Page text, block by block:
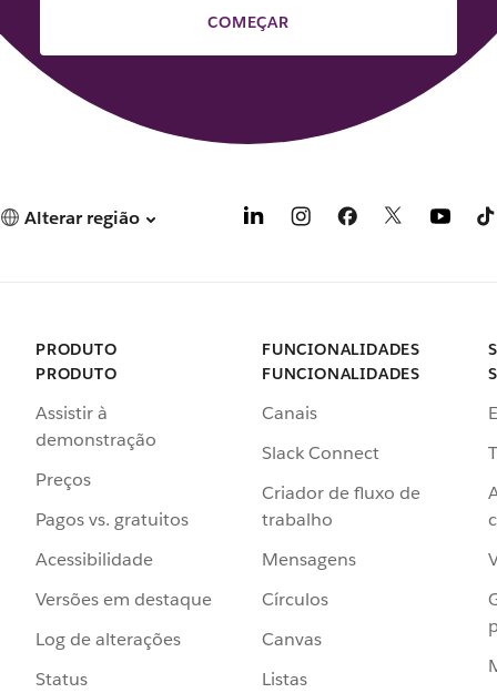
COMEÇAR
Alterar região
PRODUTO
PRODUTO
Assistir à
demonstração
Preços
Pagos vs. gratuitos
Acessibilidade
Versões em destaque
Log de alterações
Status
FUNCIONALIDADES
FUNCIONALIDADES
Canais
Slack Connect
Criador de fluxo de
trabalho
Mensagens
Círculos
Canvas
Listas